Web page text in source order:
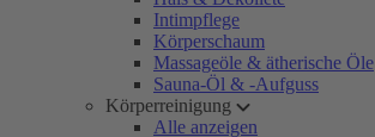
Intimpflege
Körperschaum
Massageöle & ätherische Öle
Sauna-Öl & -Aufguss
Körperreinigung
Alle anzeigen